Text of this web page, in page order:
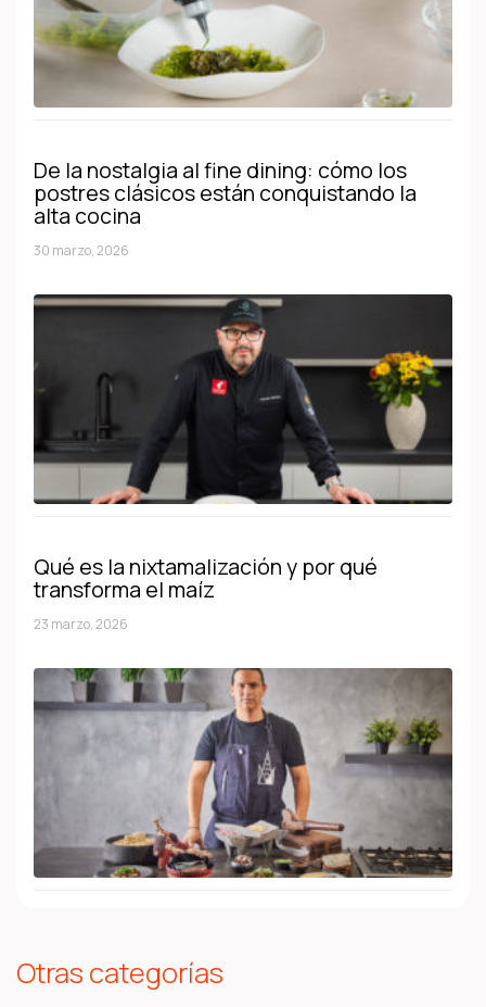
De la nostalgia al fine dining: cómo los
postres clásicos están conquistando la
alta cocina
30 marzo, 2026
Qué es la nixtamalización y por qué
transforma el maíz
23 marzo, 2026
Otras categorías